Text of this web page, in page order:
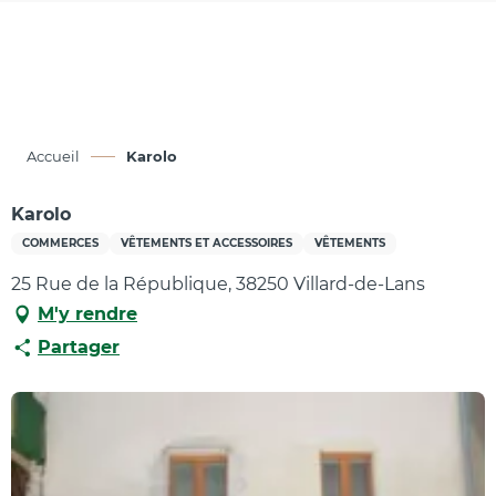
Accueil Karolo
Karolo
COMMERCES VÊTEMENTS ET ACCESSOIRES VÊTEMENTS
25 Rue de la République, 38250 Villard-de-Lans
M'y rendre
Partager